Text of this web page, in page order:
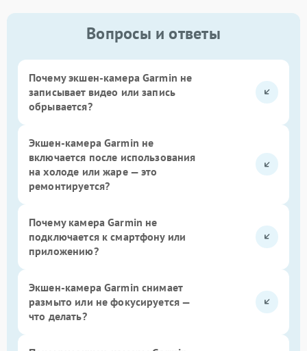
Вопросы и ответы
Почему экшен-камера Garmin не
записывает видео или запись
обрывается?
Экшен-камера Garmin не
включается после использования
на холоде или жаре — это
ремонтируется?
Почему камера Garmin не
подключается к смартфону или
приложению?
Экшен-камера Garmin снимает
размыто или не фокусируется —
что делать?